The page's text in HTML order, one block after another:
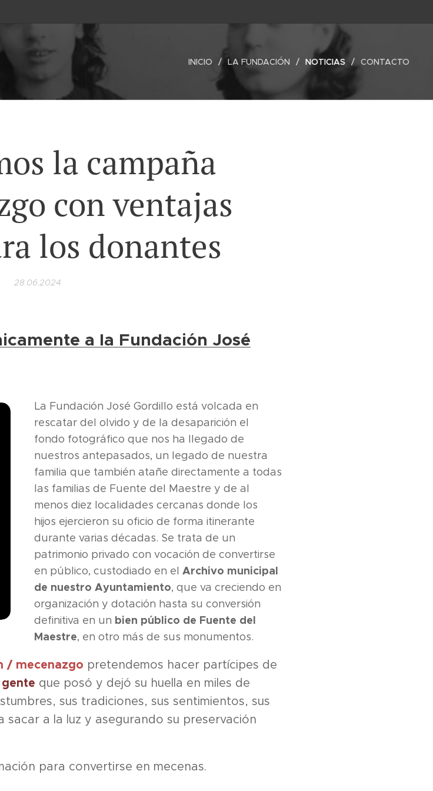
INICIO LA FUNDACIÓN NOTICIAS CONTACTO
la campaña
con ventajas
los donantes
28.06.2024
a la Fundación José
La Fundación José Gordillo está volcada en
rescatar del olvido y de la desaparición el
fondo fotográfico que nos ha llegado de
nuestros antepasados, un legado de nuestra
familia que también atañe directamente a todas
las familias de Fuente del Maestre y de al
menos diez localidades cercanas donde los
hijos ejercieron su oficio de forma itinerante
durante varias décadas. Se trata de un
patrimonio privado con vocación de convertirse
en público, custodiado en el Archivo municipal
de nuestro Ayuntamiento, que va creciendo en
organización y dotación hasta su conversión
definitiva en un bien público de Fuente del
Maestre, en otro más de sus monumentos.
/ mecenazgo pretendemos hacer partícipes de
gente que posó y dejó su huella en miles de
sus tradiciones, sus sentimientos, sus
sacar a la luz y asegurando su preservación
para convertirse en mecenas.